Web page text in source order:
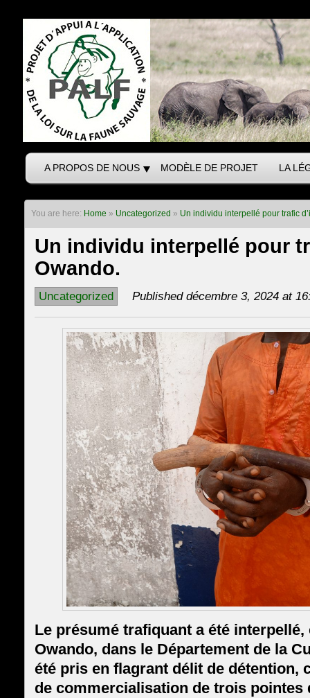
A PROPOS DE NOUS MODÈLE DE PROJET LA
You are here: Home » Uncategorized » Un individu interpellé pour trafic
Un individu interpellé pour
Owando.
Uncategorized Published décembre 3, 2024 at
Le présumé trafiquant a été interpellé,
Owando, dans le Département de la
été pris en flagrant délit de détention,
de commercialisation de trois pointes